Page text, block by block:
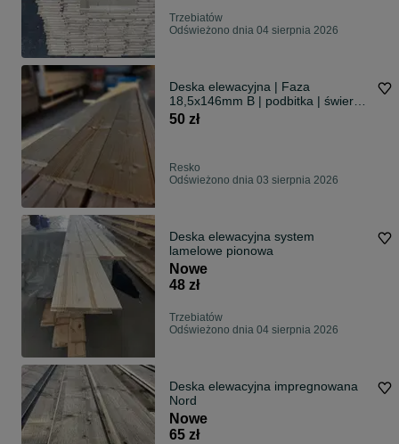
Trzebiatów
Odświeżono dnia 04 sierpnia 2026
Deska elewacyjna | Faza
18,5x146mm B | podbitka | świerk
skandynawski
50 zł
Resko
Odświeżono dnia 03 sierpnia 2026
Deska elewacyjna system
lamelowe pionowa
Nowe
48 zł
Trzebiatów
Odświeżono dnia 04 sierpnia 2026
Deska elewacyjna impregnowana
Nord
Nowe
65 zł